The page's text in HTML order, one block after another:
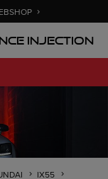
Injection
IX55